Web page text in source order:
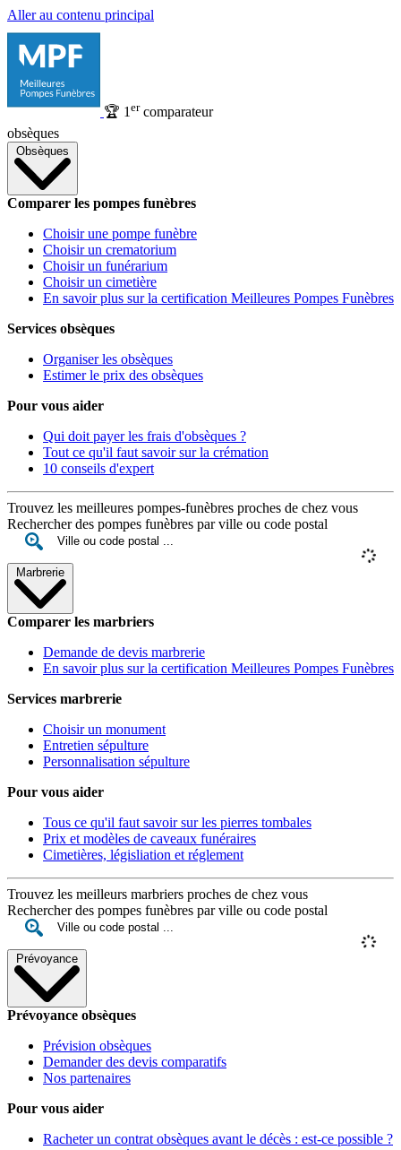
Aller au contenu principal
🏆 1 ercomparateur
obsèques
Obsèques
Comparer les pompes funèbres
Choisir une pompe funèbre
Choisir un crematorium
Choisir un funérarium
Choisir un cimetière
En savoir plus sur la certification Meilleures Pompes Funèbres
Services obsèques
Organiser les obsèques
Estimer le prix des obsèques
Pour vous aider
Qui doit payer les frais d'obsèques ?
Tout ce qu'il faut savoir sur la crémation
10 conseils d'expert
Trouvez les meilleures pompes-funèbres proches de chez vous
Rechercher des pompes funèbres par ville ou code postal
Marbrerie
Comparer les marbriers
Demande de devis marbrerie
En savoir plus sur la certification Meilleures Pompes Funèbres
Services marbrerie
Choisir un monument
Entretien sépulture
Personnalisation sépulture
Pour vous aider
Tous ce qu'il faut savoir sur les pierres tombales
Prix et modèles de caveaux funéraires
Cimetières, législiation et réglement
Trouvez les meilleurs marbriers proches de chez vous
Rechercher des pompes funèbres par ville ou code postal
Prévoyance
Prévoyance obsèques
Prévision obsèques
Demander des devis comparatifs
Nos partenaires
Pour vous aider
Racheter un contrat obsèques avant le décès : est-ce possible ?